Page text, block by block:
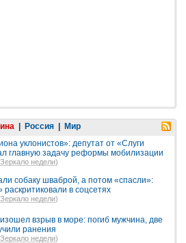
Россия
Мир
уклонистов»: депутат от «Слуги
главную задачу реформы мобилизации
Зеркало недели)
собаку шваброй, а потом «спасли»:
в соцсетях
Зеркало недели)
взрыв в море: погиб мужчина, две
ранения
Зеркало недели)